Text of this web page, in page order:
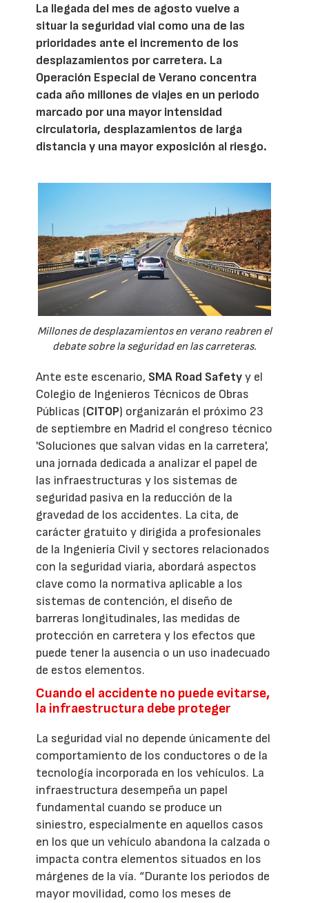
La llegada del mes de agosto vuelve a
situar la seguridad vial como una de las
prioridades ante el incremento de los
desplazamientos por carretera. La
Operación Especial de Verano concentra
cada año millones de viajes en un periodo
marcado por una mayor intensidad
circulatoria, desplazamientos de larga
distancia y una mayor exposición al riesgo.
Millones de desplazamientos en verano reabren el
debate sobre la seguridad en las carreteras.
Ante este escenario, SMA Road Safetyy el
Colegio de Ingenieros Técnicos de Obras
Públicas (CITOP) organizarán el próximo 23
de septiembre en Madrid el congreso técnico
'Soluciones que salvan vidas en la carretera',
una jornada dedicada a analizar el papel de
las infraestructuras y los sistemas de
seguridad pasiva en la reducción de la
gravedad de los accidentes. La cita, de
carácter gratuito y dirigida a profesionales
de la Ingeniería Civil y sectores relacionados
con la seguridad viaria, abordará aspectos
clave como la normativa aplicable a los
sistemas de contención, el diseño de
barreras longitudinales, las medidas de
protección en carretera y los efectos que
puede tener la ausencia o un uso inadecuado
de estos elementos.
Cuando el accidente no puede evitarse,
la infraestructura debe proteger
La seguridad vial no depende únicamente del
comportamiento de los conductores o de la
tecnología incorporada en los vehículos. La
infraestructura desempeña un papel
fundamental cuando se produce un
siniestro, especialmente en aquellos casos
en los que un vehículo abandona la calzada o
impacta contra elementos situados en los
márgenes de la vía. “Durante los periodos de
mayor movilidad, como los meses de